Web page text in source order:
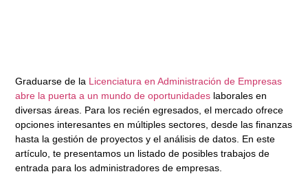
Graduarse de la Licenciatura en Administración de Empresas
abre la puerta a un mundo de oportunidades laborales en
diversas áreas. Para los recién egresados, el mercado ofrece
opciones interesantes en múltiples sectores, desde las finanzas
hasta la gestión de proyectos y el análisis de datos. En este
artículo, te presentamos un listado de posibles trabajos de
entrada para los administradores de empresas.